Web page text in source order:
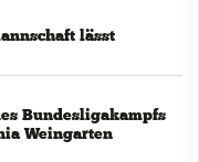
lässt
Bundesligakampfs
Weingarten